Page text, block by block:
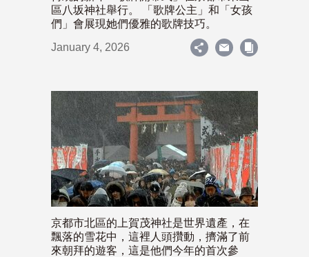
區八坂神社舉行。 「歌牌公主」和「女孩
們」會展現她們優雅的歌牌技巧。
January 4, 2026
京都市北區的上賀茂神社是世界遺產，在
飄落的雪花中，這裡人頭攢動，擠滿了前
來朝拜的遊客，這是他們今年的首次參